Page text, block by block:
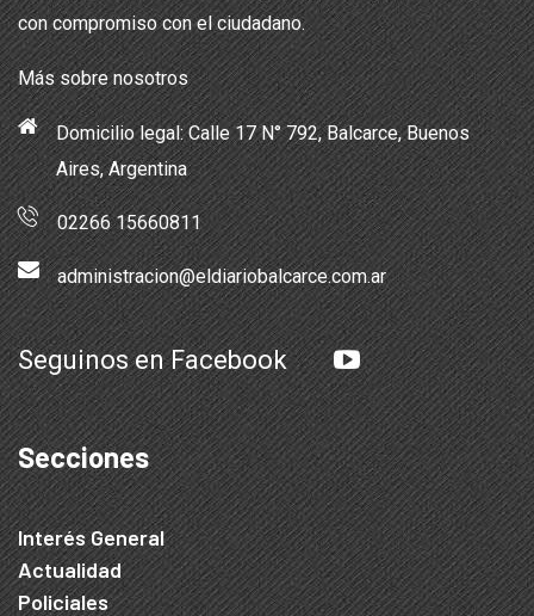
con compromiso con el ciudadano.
Más sobre nosotros
Domicilio legal: Calle 17 N° 792, Balcarce, Buenos
Aires, Argentina
02266 15660811
administracion@eldiariobalcarce.com.ar
Seguinos en Facebook
Secciones
Interés General
Actualidad
Policiales